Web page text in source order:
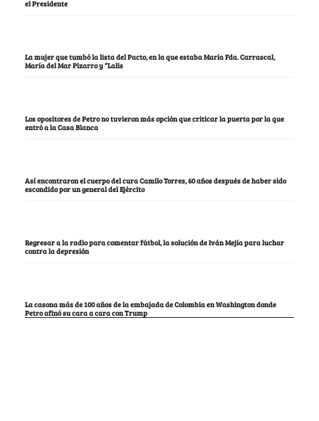
el Presidente
La mujer que tumbó la lista del Pacto, en la que estaba María Fda. Carrascal,
María del Mar Pizarro y “Lalis
Los opositores de Petro no tuvieron más opción que criticar la puerta por la que
entró a la Casa Blanca
Así encontraron el cuerpo del cura Camilo Torres, 60 años después de haber sido
escondido por un general del Ejército
Regresar a la radio para comentar fútbol, la solución de Iván Mejía para luchar
contra la depresión
La casona más de 100 años de la embajada de Colombia en Washington donde
Petro afinó su cara a cara con Trump